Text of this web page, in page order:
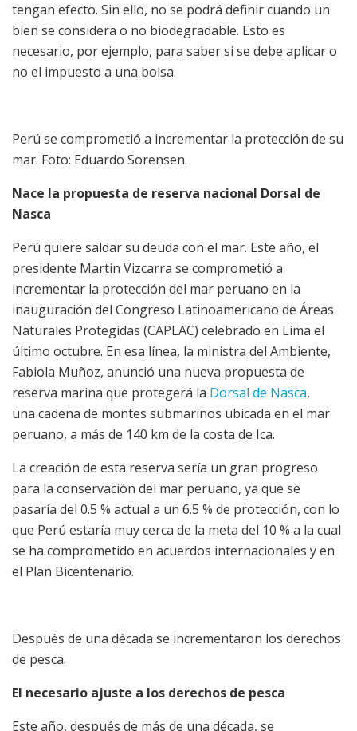
tengan efecto. Sin ello, no se podrá definir cuando un
bien se considera o no biodegradable. Esto es
necesario, por ejemplo, para saber si se debe aplicar o
no el impuesto a una bolsa.
Perú se comprometió a incrementar la protección de su
mar. Foto: Eduardo Sorensen.
Nace la propuesta de reserva nacional Dorsal de
Nasca
Perú quiere saldar su deuda con el mar. Este año, el
presidente Martin Vizcarra se comprometió a
incrementar la protección del mar peruano en la
inauguración del Congreso Latinoamericano de Áreas
Naturales Protegidas (CAPLAC) celebrado en Lima el
último octubre. En esa línea, la ministra del Ambiente,
Fabiola Muñoz, anunció una nueva propuesta de
reserva marina que protegerá la Dorsal de Nasca,
una cadena de montes submarinos ubicada en el mar
peruano, a más de 140 km de la costa de Ica.
La creación de esta reserva sería un gran progreso
para la conservación del mar peruano, ya que se
pasaría del 0.5 % actual a un 6.5 % de protección, con lo
que Perú estaría muy cerca de la meta del 10 % a la cual
se ha comprometido en acuerdos internacionales y en
el Plan Bicentenario.
Después de una década se incrementaron los derechos
de pesca.
El necesario ajuste a los derechos de pesca
Este año, después de más de una década, se